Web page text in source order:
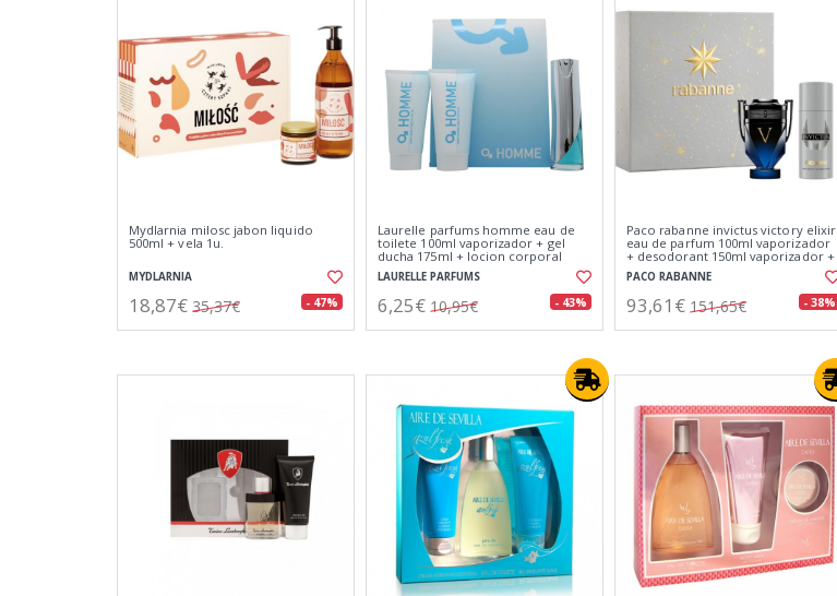
Mydlarnia milosc jabon liquido
500ml + vela 1u.
MYDLARNIA
18,87€ 35,37€ - 47%
Laurelle parfums homme eau de
toilete 100ml vaporizador + gel
ducha 175ml + locion corporal
175ml
LAURELLE PARFUMS
6,25€ 10,95€ - 43%
Paco rabanne invictus victory elixir
eau de parfum 100ml vaporizador
+ desodorant 150ml vaporizador +
miniatura 10ml
PACO RABANNE
93,61€ 151,65€ - 38%